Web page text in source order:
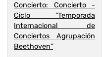
Concierto: Concierto -
Ciclo "Temporada
Internacional de
Conciertos Agrupación
Beethoven"